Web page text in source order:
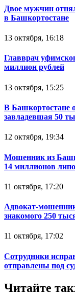
Двое мужчин
в Башкортостане
13 октября, 16:18
Главврач
миллион рублей
13 октября, 15:25
В Башкортостане
завладевшая 50
12 октября, 19:34
Мошенник из
14 миллионов
11 октября, 17:20
Адвокат-
знакомого 250
11 октября, 17:02
Сотрудники
отправлены под
Читайте